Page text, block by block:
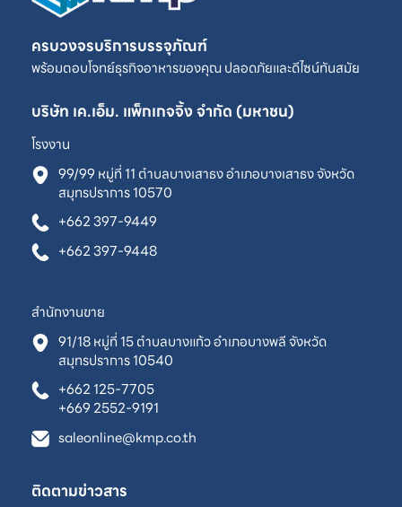
ครบวงจรบริการบรรจุภัณฑ์
พร้อมตอบโจทย์ธุรกิจอาหารของคุณ ปลอดภัยและดีไซน์ทันสมัย
บริษัท เค.เอ็ม. แพ็กเกจจิ้ง จำกัด (มหาชน)
โรงงาน
99/99 หมู่ที่ 11 ตำบลบางเสาธง อำเภอบางเสาธง จังหวัด
สมุทรปราการ 10570
+662 397-9449
+662 397-9448
สำนักงานขาย
91/18 หมู่ที่ 15 ตำบลบางแก้ว อำเภอบางพลี จังหวัด
สมุทรปราการ 10540
+662 125-7705
+669 2552-9191
saleonline@kmp.co.th
ติดตามข่าวสาร